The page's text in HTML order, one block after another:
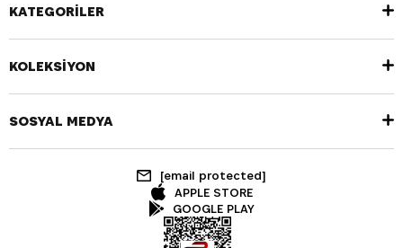
KATEGORİLER
KOLEKSİYON
SOSYAL MEDYA
[email protected]
APPLE STORE
GOOGLE PLAY